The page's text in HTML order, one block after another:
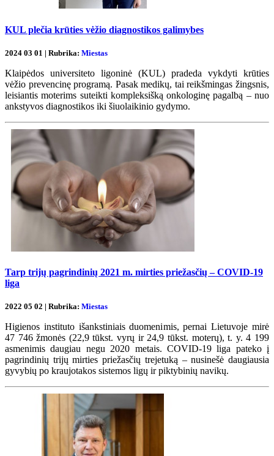
KUL plečia krūties vėžio diagnostikos galimybes
2024 03 01 | Rubrika: Miestas
Klaipėdos universiteto ligoninė (KUL) pradeda vykdyti krūties
vėžio prevencinę programą. Pasak medikų, tai reikšmingas žingsnis,
leisiantis moterims suteikti kompleksišką onkologinę pagalbą – nuo
ankstyvos diagnostikos iki šiuolaikinio gydymo.
Tarp trijų pagrindinių 2021 m. mirties priežasčių – COVID-19
liga
2022 05 02 | Rubrika: Miestas
Higienos instituto išankstiniais duomenimis, pernai Lietuvoje mirė
47 746 žmonės (22,9 tūkst. vyrų ir 24,9 tūkst. moterų), t. y. 4 199
asmenimis daugiau negu 2020 metais. COVID-19 liga pateko į
pagrindinių trijų mirties priežasčių trejetuką – nusinešė daugiausia
gyvybių po kraujotakos sistemos ligų ir piktybinių navikų.